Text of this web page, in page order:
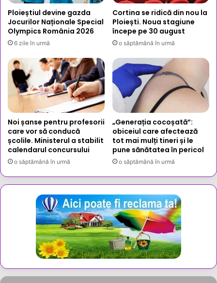
Ploieștiul devine gazda
Jocurilor Naționale Special
Olympics România 2026
6 zile în urmă
Cortina se ridică din nou la
Ploiești. Noua stagiune
începe pe 30 august
o săptămână în urmă
Noi șanse pentru profesorii
care vor să conducă
școlile. Ministerul a stabilit
calendarul concursului
o săptămână în urmă
„Generația cocoșată”:
obiceiul care afectează
tot mai mulți tineri și le
pune sănătatea în pericol
o săptămână în urmă